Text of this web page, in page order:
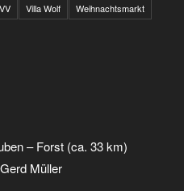
Villa Wolf Weihnachtsmarkt
– Forst (ca. 33 km)
Müller